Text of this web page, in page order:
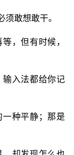
须敢想敢干。
，但有时候，
输入法都给你记
一种平静；那是